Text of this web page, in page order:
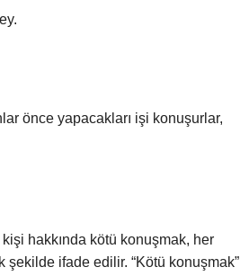
önce yapacakları işi konuşurlar,
hakkında kötü konuşmak, her
şekilde ifade edilir. “Kötü konuşmak”